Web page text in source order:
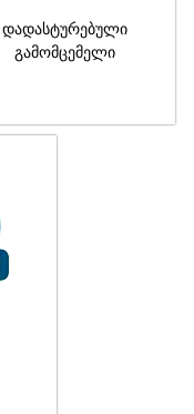
დადასტურებული
გამომცემელი